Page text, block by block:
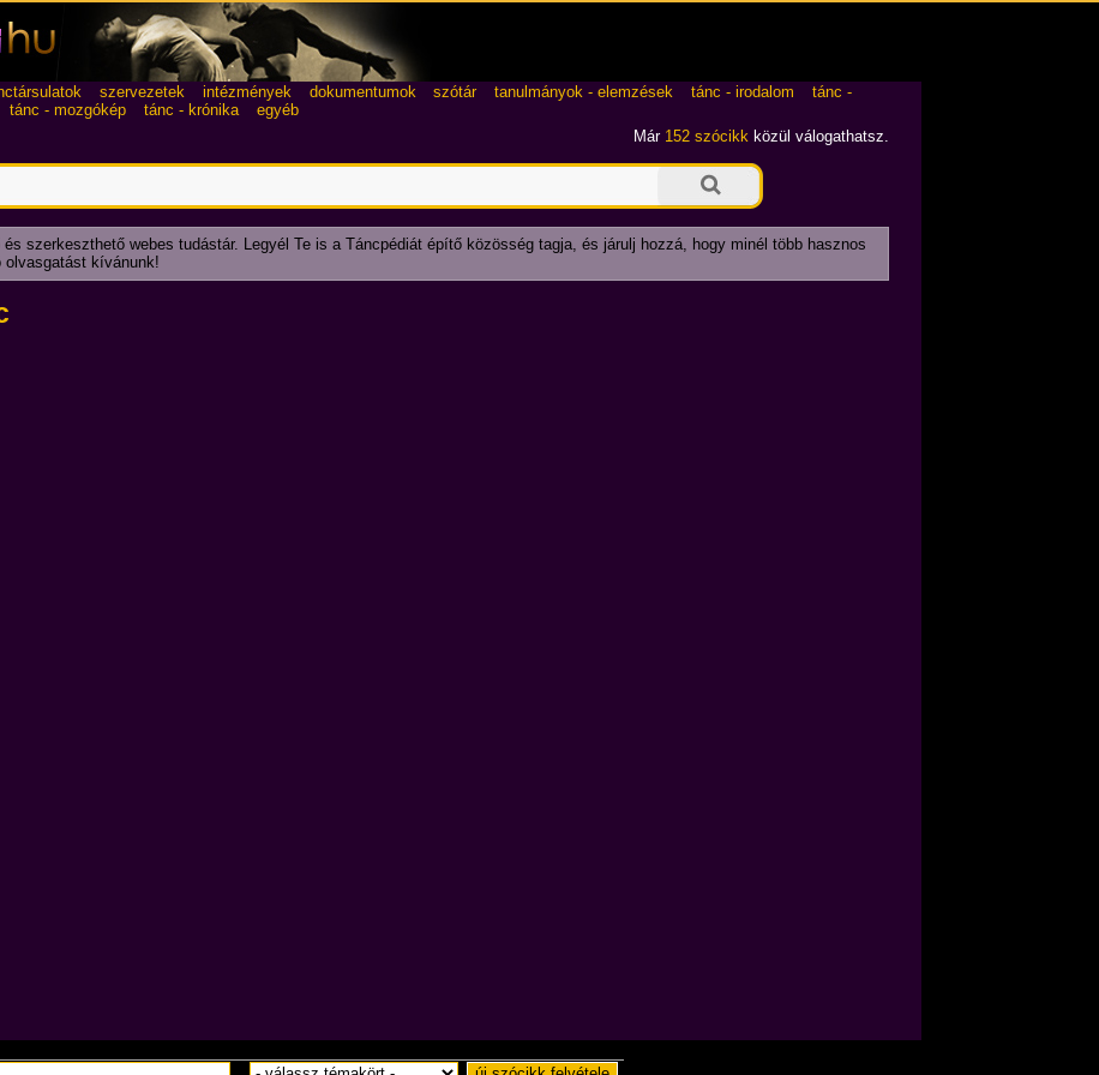
szervezetek intézmények dokumentumok szótár tanulmányok - elemzések tánc - irodalom
tánc -
tánc - mozgókép tánc - krónika
egyéb
Már 152 szócikk közül válogathatsz.
szerkeszthető webes tudástár. Legyél Te is a Táncpédiát építő közösség tagja, és járulj hozzá, hogy minél több hasznos
olvasgatást kívánunk!